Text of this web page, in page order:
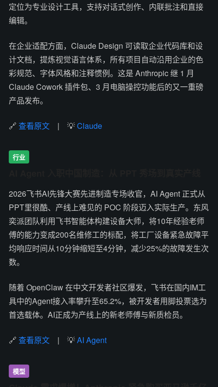
定位为专业设计工具，支持对话式创作、内联批注和直接
编辑。
在企业适配方面，Claude Design 可读取企业代码库和设
计文档，提炼视觉语言体系，所有项目自动沿用企业的色
彩规范、字体风格和注释惯例。这是 Anthropic 继 1 月
Claude Cowork 插件包、3 月电脑操控功能后的又一重磅
产品发布。
🔗 查看原文 | 💡Claude
行业
2026飞书AI先锋大赛先进制造专场收官，AI Agent 正式从
PPT里很酷、产线上难见的 POC 阶段迈入实际生产。东风
奕派团队利用飞书智能体构建设备大师，将10年经验老师
傅的能力变成200名维修工的标配，将工厂设备紧急故障平
均响应时间从10分钟缩短至4分钟，减少25%的故障发生次
数。
随着 OpenClaw 在中文开发者社区爆发，飞书在国内IM工
具中的Agent接入率攀升至65.2%，被开发者用脚投票选为
首选载体。AI正成为产线上的新老师傅与新质检员。
🔗 查看原文 | 💡AI Agent
模型